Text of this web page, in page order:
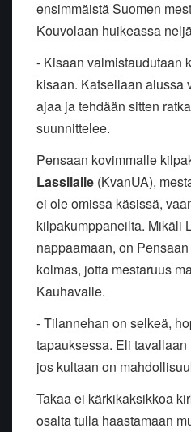
ensimmäistä Suomen
Kouvolaan huikeassa
- Kisaan valmistaudutaan
kisaan. Katsellaan alussa
ajaa ja tehdään sitten
suunnittelee.
Pensaan kovimmalle
Lassilalle (KvanUA),
ei ole omissa käsissä,
kilpakumppaneilta. Mikäli
nappaamaan, on
kolmas, jotta mestaruus
Kauhavalle.
- Tilannehan on selkeä,
tapauksessa. Eli
jos kultaan on
Takaa ei kärkikaksikkoa
osalta tulla haastamaan